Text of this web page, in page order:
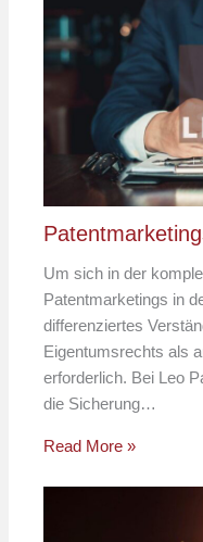
Um sich in der
Patentmarketings in
differenziertes
Eigentumsrechts als
erforderlich. Bei Leo
die Sicherung…
Read More »